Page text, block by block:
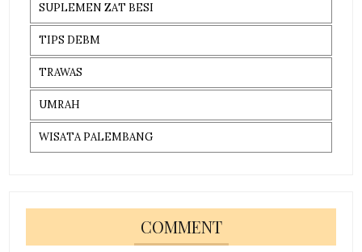
SUPLEMEN ZAT BESI
TIPS DEBM
TRAWAS
UMRAH
WISATA PALEMBANG
COMMENT